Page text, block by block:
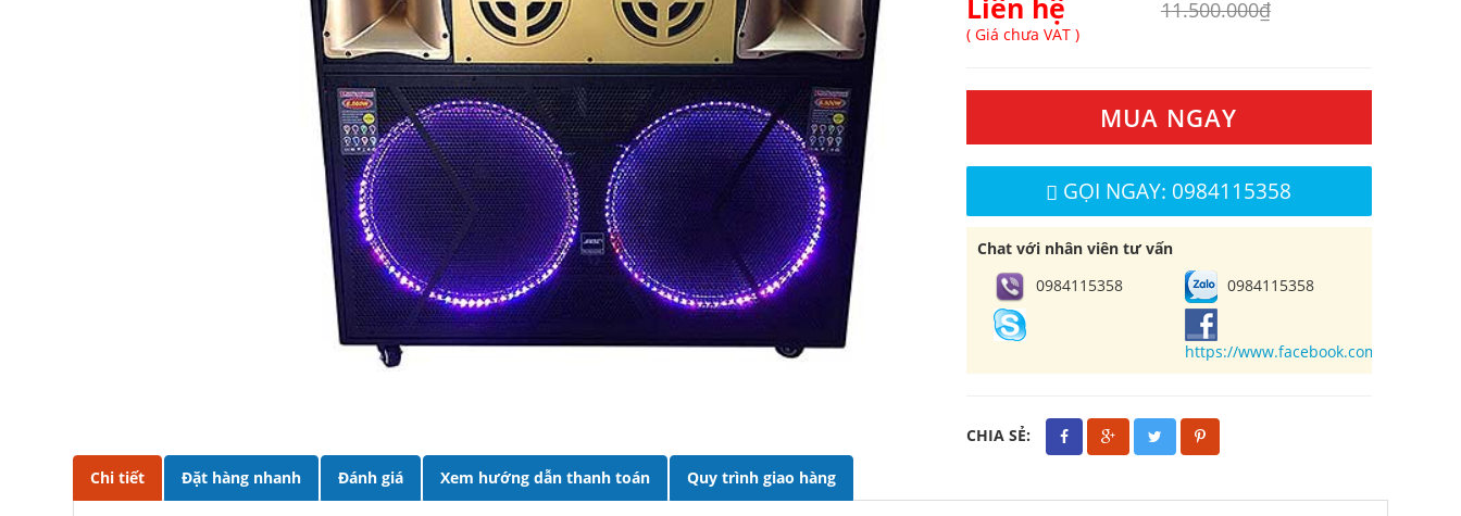
Liên hệ 11.500.000₫
( Giá chưa VAT )
MUA NGAY
GỌI NGAY: 0984115358
Chat với nhân viên tư vấn
0984115358
0984115358
https://www.facebook.com/
CHIA SẺ:
Chi tiết Đặt hàng nhanh Đánh giá Xem hướng dẫn thanh toán Quy trình giao hàng